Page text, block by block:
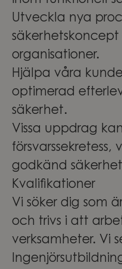
Utveckla nya
organisationer.
Hjälpa våra
optimerad
säkerhet.
Vissa uppdrag
godkänd
Kvalifikationer
Vi söker dig som
och trivs i att
verksamheter. Vi